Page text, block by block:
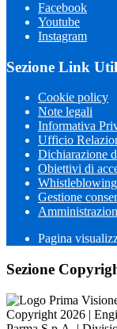
Facebook
Youtube
Instagram
Sezione Link
Cookie policy
Note legali
Informativa
Ufficio
Dichiarazione
Obiettivi di
Whistleblowing
Gestione
Pagina
Sezione
Copyright 2026 |